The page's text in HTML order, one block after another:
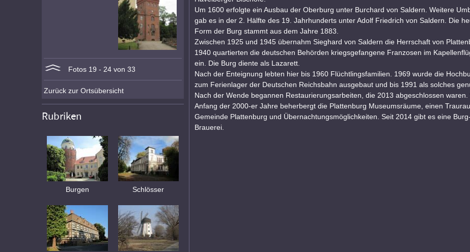
Um 1600 erfolgte ein Ausbau der Oberburg unter Burchard von Saldern. Weitere
gab es in der 2. Hälfte des 19. Jahrhunderts unter Adolf Friedrich von Saldern. Die
Form der Burg stammt aus dem Jahre 1883.
Zwischen 1925 und 1945 übernahm Sieghard von Saldern die Herrschaft von
1940 quartierten die deutschen Behörden kriegsgefangene Franzosen im
ein. Die Burg diente als Lazarett.
Nach der Enteignung lebten hier bis 1960 Flüchtlingsfamilien. 1969 wurde die
zum Ferienlager der Deutschen Reichsbahn ausgebaut und bis 1991 als solches
Nach der Wende begannen Restaurierungsarbeiten, die 2013 abgeschlossen waren.
Anfang der 2000-er Jahre beherbergt die Plattenburg Museumsräume, einen
Gemeinde Plattenburg und Übernachtungsmöglichkeiten. Seit 2014 gibt es eine Burg-
Brauerei.
Fotos 19 - 24 von 33
Zurück zur Ortsübersicht
Rubriken
Burgen Schlösser